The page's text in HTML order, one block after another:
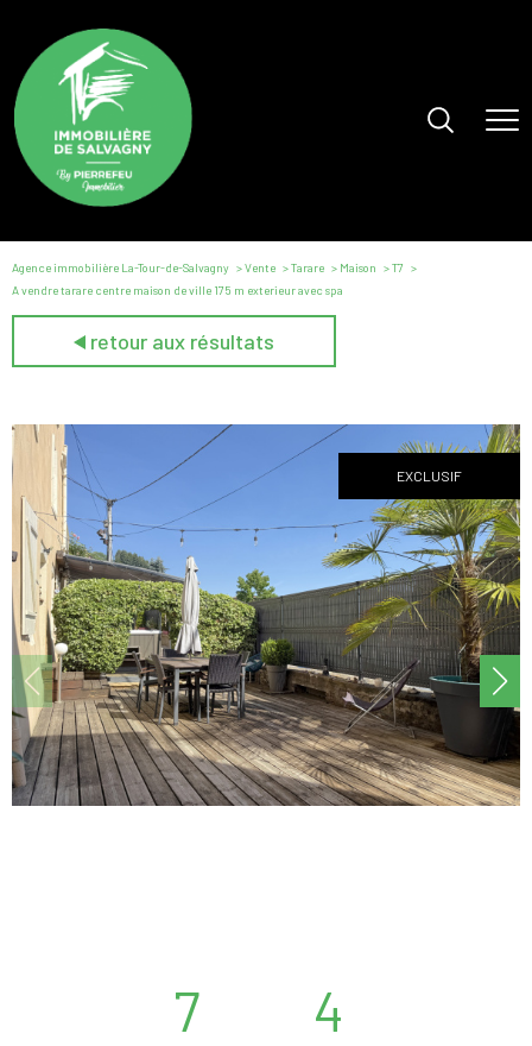
Agence immobilière La-Tour-de-Salvagny Vente Tarare Maison
T7
A vendre tarare centre maison de ville 175 m exterieur avec spa
retour aux résultats
EXCLUSIF
7 4